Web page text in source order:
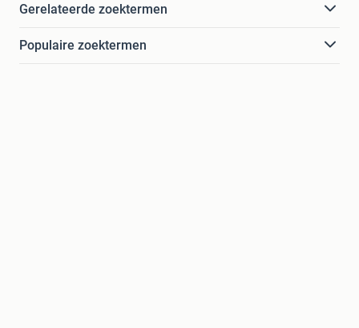
Gerelateerde zoektermen
Populaire zoektermen